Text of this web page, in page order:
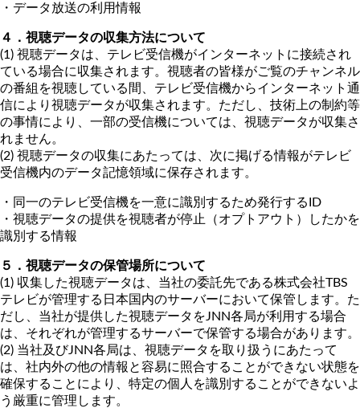
・データ放送の利用情報
４．視聴データの収集方法について
(1) 視聴データは、テレビ受信機がインターネットに接続され
ている場合に収集されます。視聴者の皆様がご覧のチャンネル
の番組を視聴している間、テレビ受信機からインターネット通
信により視聴データが収集されます。ただし、技術上の制約等
の事情により、一部の受信機については、視聴データが収集さ
れません。
(2) 視聴データの収集にあたっては、次に掲げる情報がテレビ
受信機内のデータ記憶領域に保存されます。
・同一のテレビ受信機を一意に識別するため発行するID
・視聴データの提供を視聴者が停止（オプトアウト）したかを
識別する情報
５．視聴データの保管場所について
(1) 収集した視聴データは、当社の委託先である株式会社TBS
テレビが管理する日本国内のサーバーにおいて保管します。た
だし、当社が提供した視聴データをJNN各局が利用する場合
は、それぞれが管理するサーバーで保管する場合があります。
(2) 当社及びJNN各局は、視聴データを取り扱うにあたって
は、社内外の他の情報と容易に照合することができない状態を
確保することにより、特定の個人を識別することができないよ
う厳重に管理します。